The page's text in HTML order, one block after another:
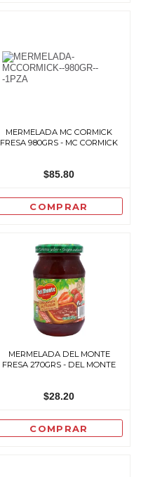
MERMELADA MC CORMICK
FRESA 980GRS - MC CORMICK
$85.80
COMPRAR
MERMELADA DEL MONTE
FRESA 270GRS - DEL MONTE
$28.20
COMPRAR